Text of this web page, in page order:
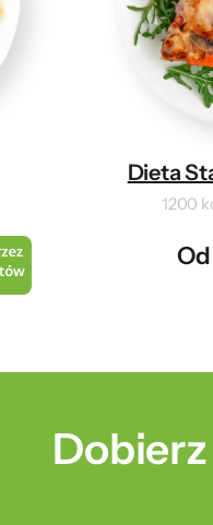
Dieta
1200